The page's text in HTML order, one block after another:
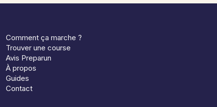
Comment ça marche ?
Trouver une course
Avis Preparun
À propos
Guides
Contact